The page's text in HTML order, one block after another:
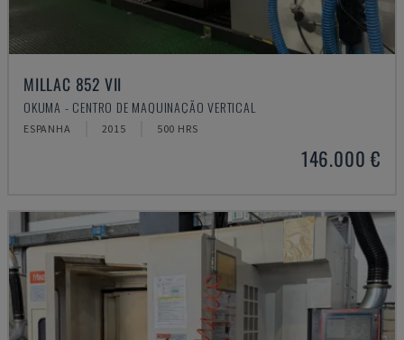
MILLAC 852 VII
OKUMA - CENTRO DE MAQUINAÇÃO VERTICAL
ESPANHA 2015 500 HRS
146.000 €